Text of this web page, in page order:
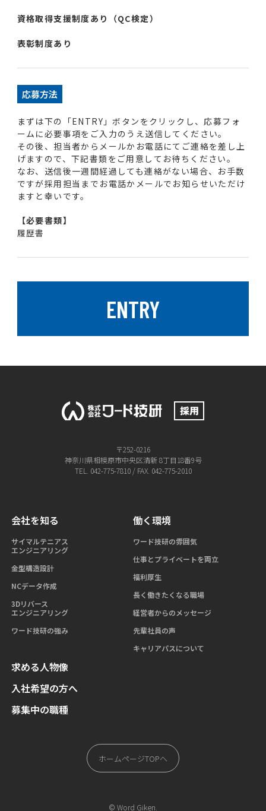
資格取得支援制度あり（QC検定）
表彰制度あり
応募方法
まずは下の「ENTRY」ボタンをクリックし、応募フォ
ームに必要事項をご入力のうえ送信してください。
その後、担当者からメールかお電話にてご連絡を差し上
げますので、下記書類をご用意してお待ちください。
なお、送信後一週間経過しても連絡がない場合、お手数
ですが採用担当までお電話かメールでお知らせいただけ
ますと幸いです。
【必要書類】
履歴書
ENTRY
〒252-0216
神奈川県相模原市中央区清新 8丁目18番9号
TEL. 042-775-7810 / FAX. 042-775-2010
会社を知る
サイマルテニアス
エンジニアリング
金型構造設計
NCデータ作成
3Dリバース
エンジニアリング
ワード技研の強み
働く環境
ワード技研の雰囲気
仕事とプライベートを両立
福利厚生
長く働きたくなる職場
経営者からのメッセージ
先輩社員の声
キャリアパスについて
求める人物像
入社希望の方へ
募集中の職種
ホームページTOPへ
© Word Giken.